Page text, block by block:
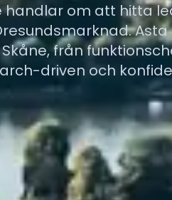
handlar om att hitta
från
driven och